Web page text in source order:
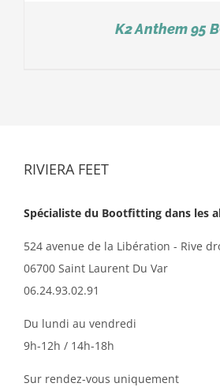
K2 Anthem 95
RIVIERA FEET
Spécialiste du Bootfitting dans les
524 avenue de la Libération - Rive
06700 Saint Laurent Du Var
06.24.93.02.91
Du lundi au vendredi
9h-12h / 14h-18h
Sur rendez-vous uniquement